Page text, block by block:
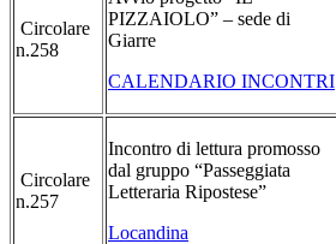
Circolare
n.258
PIZZAIOLO” – sede di
Giarre
CALENDARIO INCONTRI
Circolare
n.257
Incontro di lettura promosso
dal gruppo “Passeggiata
Letteraria Ripostese”
Locandina